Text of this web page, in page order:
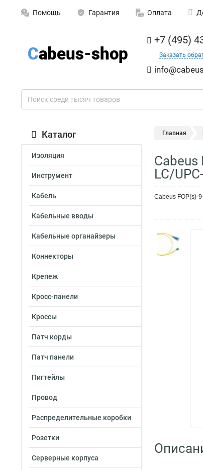
Помощь Гарантия Оплата
+7 (495)
Заказать
Каталог
Изоляция
Инструмент
Кабель
Кабельные вводы
Кабельные органайзеры
Коннекторы
Крепеж
Кросс-панели
Кроссы
Патч корды
Патч панели
Пигтейлы
Провод
Распределительные коробки
Розетки
Серверные корпуса
Главная
Cabeus
LC/
Cabeus FOP(s)-